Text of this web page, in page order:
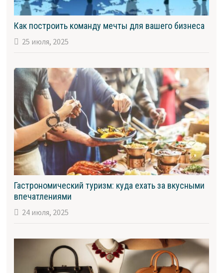
Как построить команду мечты для вашего бизнеса
25 июля, 2025
Гастрономический туризм: куда ехать за вкусными
впечатлениями
24 июля, 2025